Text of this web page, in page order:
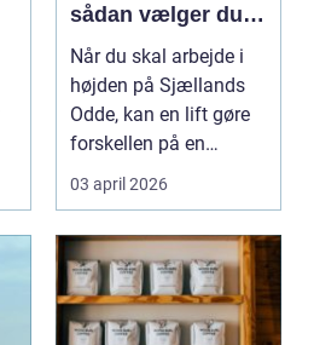
sådan vælger du
den rigtige løsning
Når du skal arbejde i
højden på Sjællands
Odde, kan en lift gøre
forskellen på en
besværlig og en ov...
03 april 2026